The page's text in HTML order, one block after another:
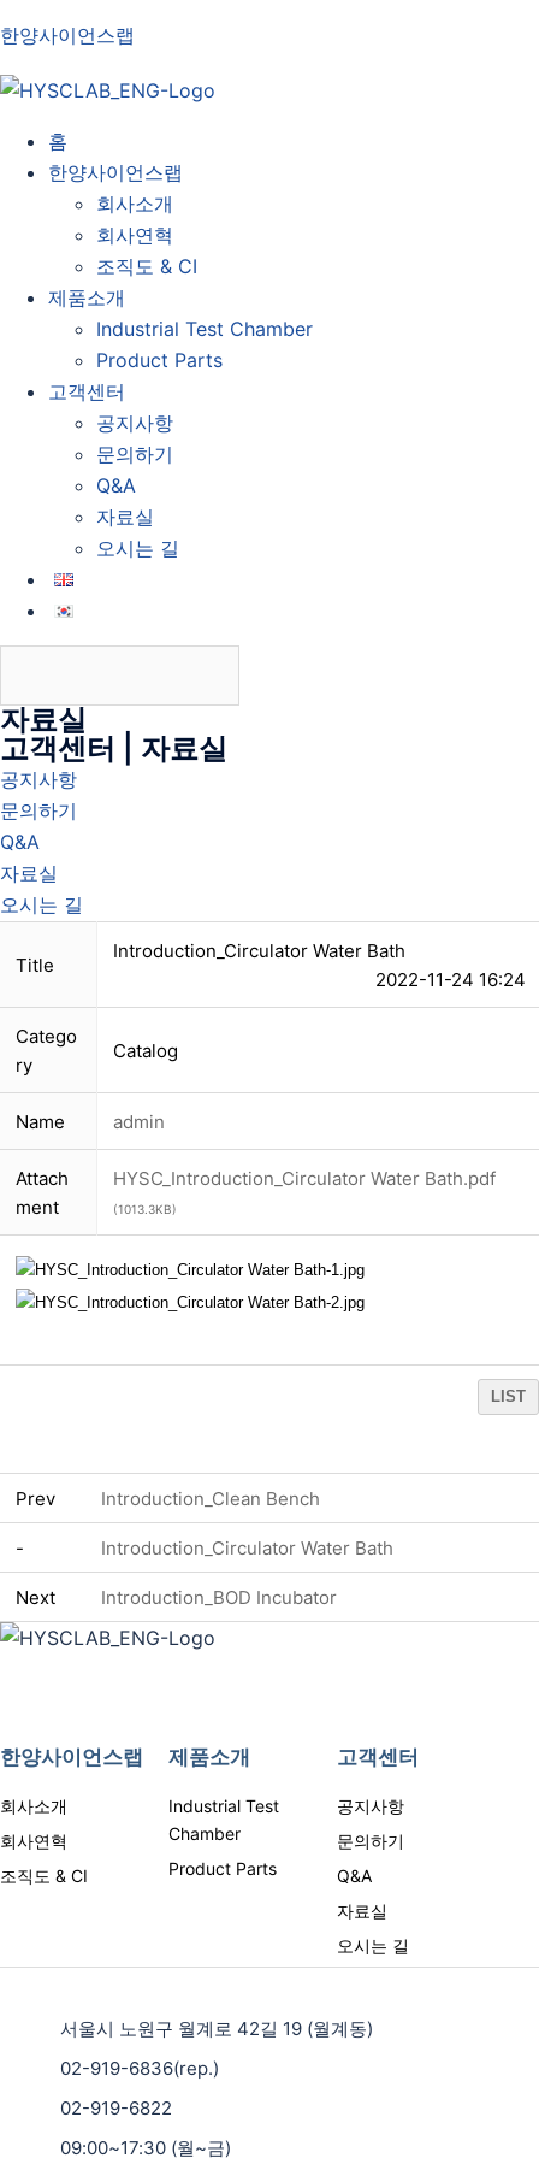
한양사이언스랩
홈
한양사이언스랩
회사소개
회사연혁
조직도 & CI
제품소개
Industrial Test Chamber
Product Parts
고객센터
공지사항
문의하기
Q&A
자료실
오시는 길
자료실
고객센터 | 자료실
공지사항
문의하기
Q&A
자료실
오시는 길
Title
Introduction_Circulator Water Bath
2022-11-24 16:24
Catego
ry
Catalog
Name admin
Attach
ment
HYSC_Introduction_Circulator Water Bath.pdf
(1013.3KB)
LIST
Prev Introduction_Clean Bench
- Introduction_Circulator Water Bath
Next Introduction_BOD Incubator
한양사이언스랩
회사소개
회사연혁
조직도 & CI
제품소개
Industrial Test
Chamber
Product Parts
고객센터
공지사항
문의하기
Q&A
자료실
오시는 길
서울시 노원구 월계로 42길 19 (월계동)
02-919-6836(rep.)
02-919-6822
09:00~17:30 (월~금)